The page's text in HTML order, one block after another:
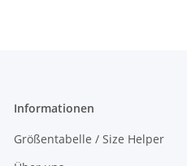
Informationen
Größentabelle / Size Helper